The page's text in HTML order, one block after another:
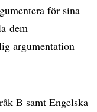
för sina
dem
argumentation
B samt Engelska